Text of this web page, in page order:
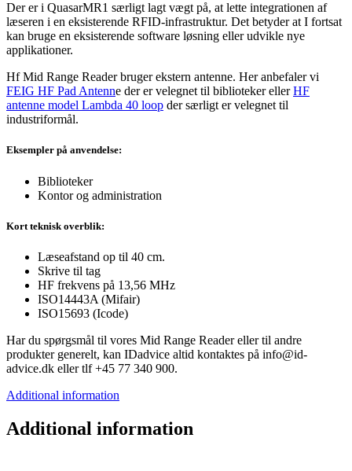
Der er i QuasarMR1 særligt lagt vægt på, at lette integrationen af
læseren i en eksisterende RFID-infrastruktur. Det betyder at I fortsat
kan bruge en eksisterende software løsning eller udvikle nye
applikationer.
Hf Mid Range Reader bruger ekstern antenne. Her anbefaler vi
FEIG HF Pad Antenne der er velegnet til biblioteker ellerHF
antenne model Lambda 40 loop der særligt er velegnet til
industriformål.
Eksempler på anvendelse:
Biblioteker
Kontor og administration
Kort teknisk overblik:
Læseafstand op til 40 cm.
Skrive til tag
HF frekvens på 13,56 MHz
ISO14443A (Mifair)
ISO15693 (Icode)
Har du spørgsmål til vores Mid Range Reader eller til andre
produkter generelt, kan IDadvice altid kontaktes på info@id-
advice.dk eller tlf +45 77 340 900.
Additional information
Additional information